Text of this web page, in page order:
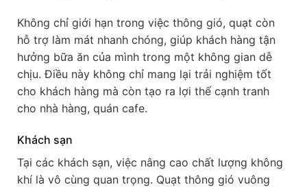
Không chỉ giới hạn trong việc thông gió, quạt còn
hỗ trợ làm mát nhanh chóng, giúp khách hàng tận
hưởng bữa ăn của mình trong một không gian dễ
chịu. Điều này không chỉ mang lại trải nghiệm tốt
cho khách hàng mà còn tạo ra lợi thế cạnh tranh
cho nhà hàng, quán cafe.
Khách sạn
Tại các khách sạn, việc nâng cao chất lượng không
khí là vô cùng quan trọng. Quạt thông gió vuông